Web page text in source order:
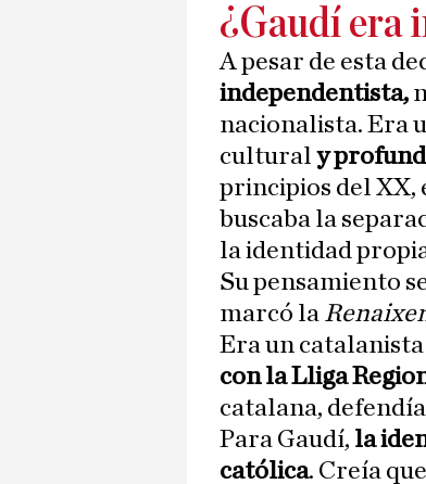
¿Gaudí era
A pesar de esta
independentista,
nacionalista. Era
cultural y
principios del
buscaba la
la identidad
Su pensamiento
marcó la
Era un
con la Lliga
catalana,
Para Gaudí, la
católica. Creía